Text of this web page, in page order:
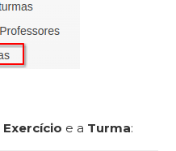
Exercício e a Turma: